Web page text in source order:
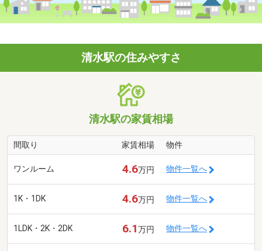
清水駅の住みやすさ
清水駅の家賃相場
間取り 家賃相場 物件
ワンルーム 4.6万円 物件一覧へ
1K・1DK 4.6万円 物件一覧へ
1LDK・2K・2DK 6.1万円 物件一覧へ